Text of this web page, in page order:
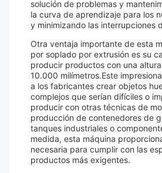
solución de problemas y
la curva de aprendizaje para los
y minimizando las interrupciones
Otra ventaja importante de esta
por soplado por extrusión es su
producir productos con una
10.000 milímetros.Este
a los fabricantes crear objetos
complejos que serían difíciles o
producir con otras técnicas de
producción de contenedores de
tanques industriales o
medida, esta máquina
necesaria para cumplir con las
productos más exigentes.